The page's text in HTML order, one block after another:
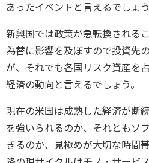
あったイベントと言えるでしょう
新興国では政策が急転換される
為替に影響を及ぼすので投資先
が、それでも各国リスク資産を
経済の動向と言えるでしょう。
現在の米国は成熟した経済が断
を強いられるのか、それともソ
きるのか、見極めが大切な時間